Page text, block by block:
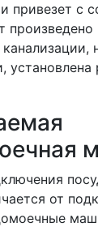
привезет с
установлена
от